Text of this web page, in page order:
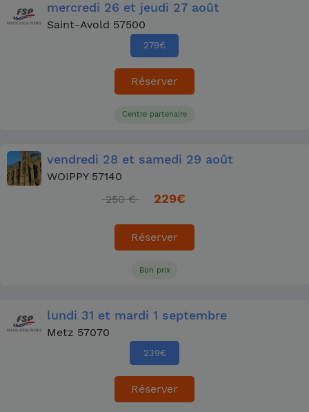
mercredi 26 et jeudi 27 août
Saint-Avold 57500
279€
Réserver
Centre partenaire
vendredi 28 et samedi 29 août
WOIPPY 57140
250 €
229€
Réserver
Bon prix
lundi 31 et mardi 1 septembre
Metz 57070
239€
Réserver